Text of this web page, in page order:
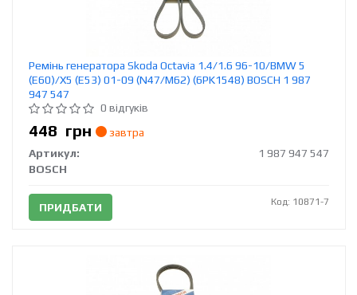
Ремінь генератора Skoda Octavia 1.4/1.6 96-10/BMW 5
(E60)/X5 (E53) 01-09 (N47/M62) (6PK1548) BOSCH 1 987
947 547
0 відгуків
448 грн
завтра
Артикул:
1 987 947 547
BOSCH
ПРИДБАТИ Код: 10871-7